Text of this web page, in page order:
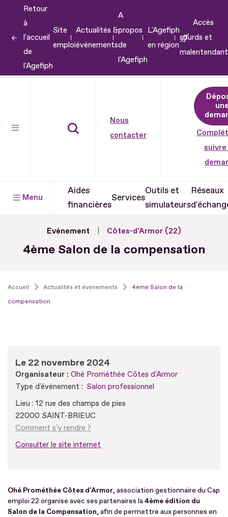
contenu
Retour
à
l'accueil
de
l'Agefiph
Site
emploi
Actualités &
événements
A
propos
de
l'Agefiph
L'Agefiph
en région
Accès
sourds et
Nous
contacter
suivre
Menu
Aides
financières
Services
Outils et
simulateurs
Réseaux
Evénement Côtes-d'Armor (22)
4ème Salon de la compensation
Accueil Actualités et événements
4ème Salon de la
compensation
Le 22 novembre 2024
Organisateur : Ohé Prométhée Côtes d'Armor
Type d'événement : Salon professionnel
Lieu : 12 rue des champs de pies
22000 SAINT-BRIEUC
Comment s'y rendre ?
Consulter le site internet
Ohé Prométhée Côtes d'Armor, association gestionnaire du Cap
emploi 22 organise avec ses partenaires la4ème édition du
Salon de la Compensation, afin de permettre aux personnes en